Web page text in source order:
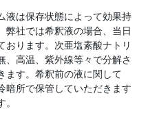
液は保存状態によって効果持
弊社では希釈液の場合、当日
おります。次亜塩素酸ナトリ
、高温、紫外線等々で分解さ
ます。希釈前の液に関して
暗所で保管していただきます